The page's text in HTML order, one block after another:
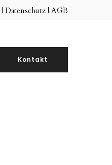
| Datenschutz | AGB
Kontakt